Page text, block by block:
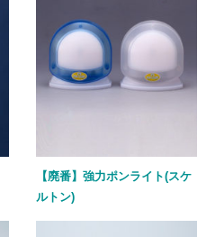
【廃番】強力ポンライト(スケ
ルトン)